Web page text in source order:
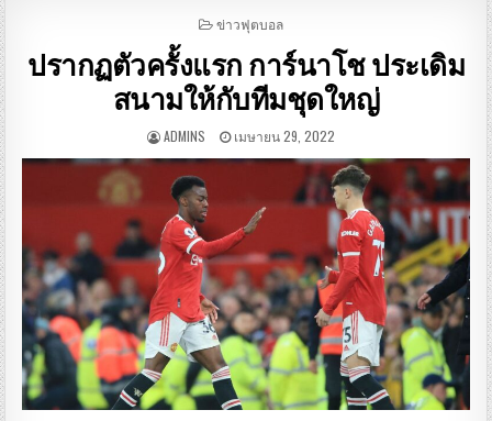
POSTED
ข่าวฟุตบอล
ปรากฏตัวครั้งแรก การ์นาโช ประเดิม
สนามให้กับทีมชุดใหญ่
ADMINS เมษายน 29, 2022